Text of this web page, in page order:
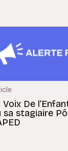
Voix De
sa stagiaire